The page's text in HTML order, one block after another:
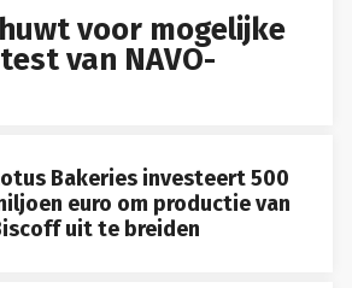
voor mogelijke
van NAVO-
Bakeries investeert 500
euro om productie van
uit te breiden